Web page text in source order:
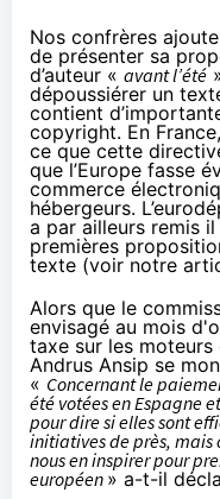
Nos confrères
de présenter sa
d’auteur « avant l’été
dépoussiérer un
contient
copyright. En
ce que cette
que l’Europe fasse
commerce
hébergeurs.
a par ailleurs remis
premières
texte (voir notre
Alors que le
envisagé au mois
taxe sur les moteurs
Andrus Ansip se
« Concernant le
été votées en Espagne
pour dire si elles sont
initiatives de près, mais
nous en inspirer pour
européen » a-t-il